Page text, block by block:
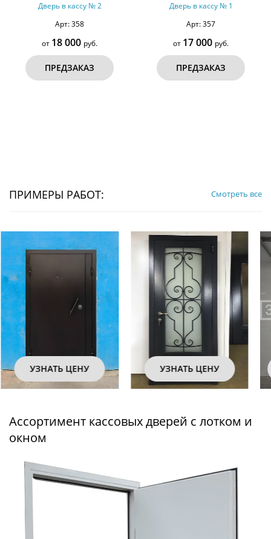
Дверь в кассу № 2
Арт: 358
от 18 000 руб.
ПРЕДЗАКАЗ
Дверь в кассу № 1
Арт: 357
от 17 000 руб.
ПРЕДЗАКАЗ
ПРИМЕРЫ РАБОТ: Смотреть все
УЗНАТЬ ЦЕНУ УЗНАТЬ ЦЕНУ
Ассортимент кассовых дверей с лотком и
окном